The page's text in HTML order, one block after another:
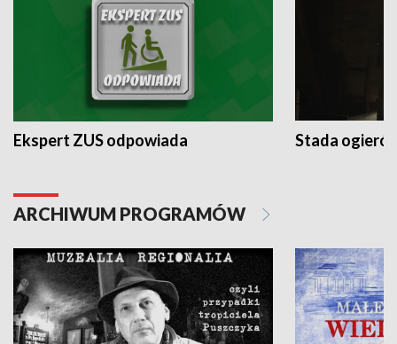
Ekspert ZUS odpowiada Stada
ARCHIWUM PROGRAMÓW